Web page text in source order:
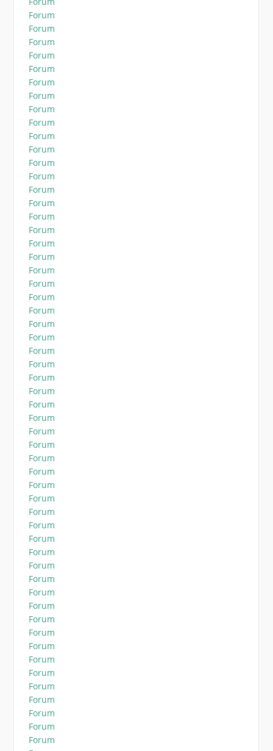
Forum
Forum
Forum
Forum
Forum
Forum
Forum
Forum
Forum
Forum
Forum
Forum
Forum
Forum
Forum
Forum
Forum
Forum
Forum
Forum
Forum
Forum
Forum
Forum
Forum
Forum
Forum
Forum
Forum
Forum
Forum
Forum
Forum
Forum
Forum
Forum
Forum
Forum
Forum
Forum
Forum
Forum
Forum
Forum
Forum
Forum
Forum
Forum
Forum
Forum
Forum
Forum
Forum
Forum
Forum